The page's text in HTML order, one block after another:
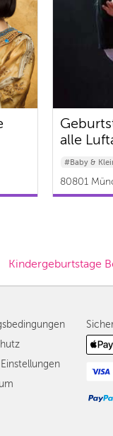
alle
#Baby &
80801
Kindergeburtstage